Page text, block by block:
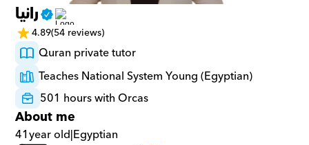
رانيا
4.89(54 reviews)
Quran private tutor
Teaches National System Young (Egyptian)
501 hours with Orcas
About me
41year old|Egyptian